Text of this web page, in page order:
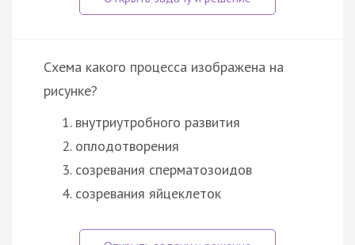
Схема какого процесса изображена на
рисунке?
внутриутробного развития
оплодотворения
созревания сперматозоидов
созревания яйцеклеток